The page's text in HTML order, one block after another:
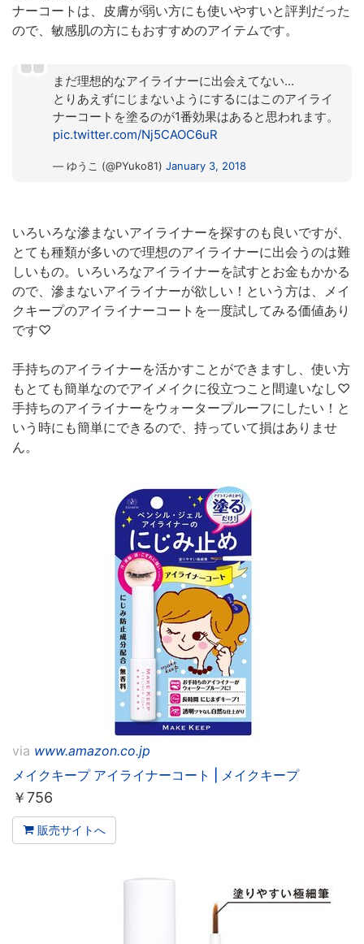
ナーコートは、皮膚が弱い方にも使いやすいと評判だった
ので、敏感肌の方にもおすすめのアイテムです。
まだ理想的なアイライナーに出会えてない...
とりあえずにじまないようにするにはこのアイライ
ナーコートを塗るのが1番効果はあると思われます。
pic.twitter.com/Nj5CAOC6uR
— ゆうこ (@PYuko81) January 3, 2018
いろいろな滲まないアイライナーを探すのも良いですが、
とても種類が多いので理想のアイライナーに出会うのは難
しいもの。いろいろなアイライナーを試すとお金もかかる
ので、滲まないアイライナーが欲しい！という方は、メイ
クキープのアイライナーコートを一度試してみる価値あり
です♡
手持ちのアイライナーを活かすことができますし、使い方
もとても簡単なのでアイメイクに役立つこと間違いなし♡
手持ちのアイライナーをウォータープルーフにしたい！と
いう時にも簡単にできるので、持っていて損はありませ
ん。
via www.amazon.co.jp
メイクキープ アイライナーコート | メイクキープ
￥756
販売サイトへ